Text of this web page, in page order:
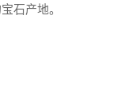
石产地。